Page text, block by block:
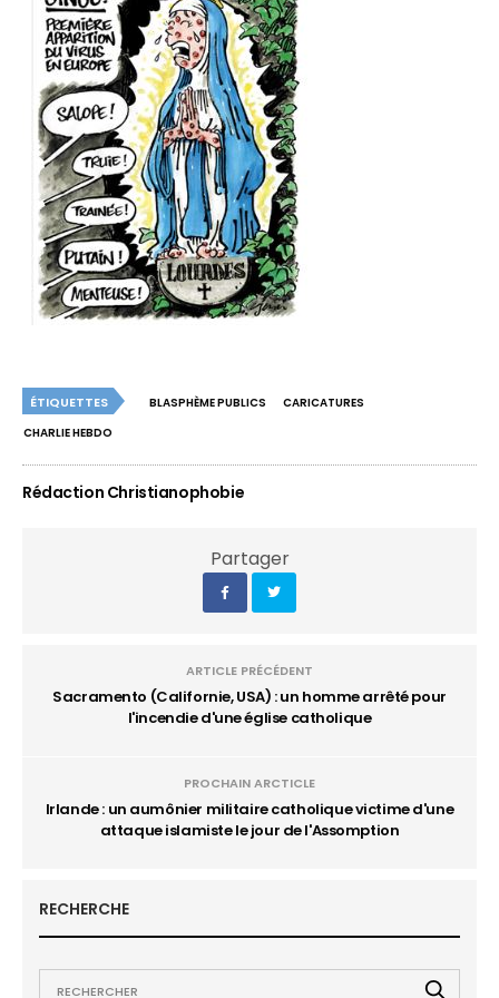
ÉTIQUETTES BLASPHÈME PUBLICS
CARICATURES
CHARLIE HEBDO
Rédaction Christianophobie
Partager
ARTICLE PRÉCÉDENT
Sacramento (Californie, USA) : un homme arrêté pour
l'incendie d'une église catholique
PROCHAIN ARCTICLE
Irlande : un aumônier militaire catholique victime d'une
attaque islamiste le jour de l'Assomption
RECHERCHE